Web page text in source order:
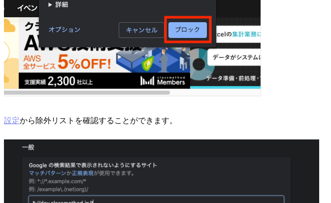
設定から除外リストを確認することができます。